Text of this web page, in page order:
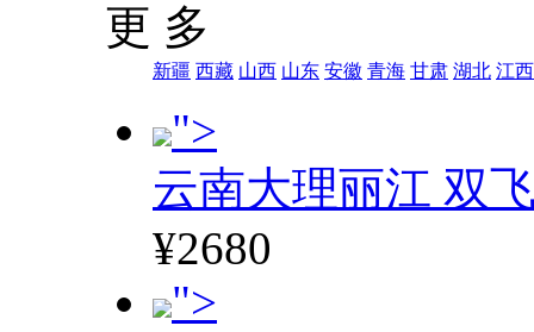
更 多
新疆 西藏 山西 山东 安徽 青海 甘肃 湖北 江西
">
云南大理丽江 双
¥2680
">